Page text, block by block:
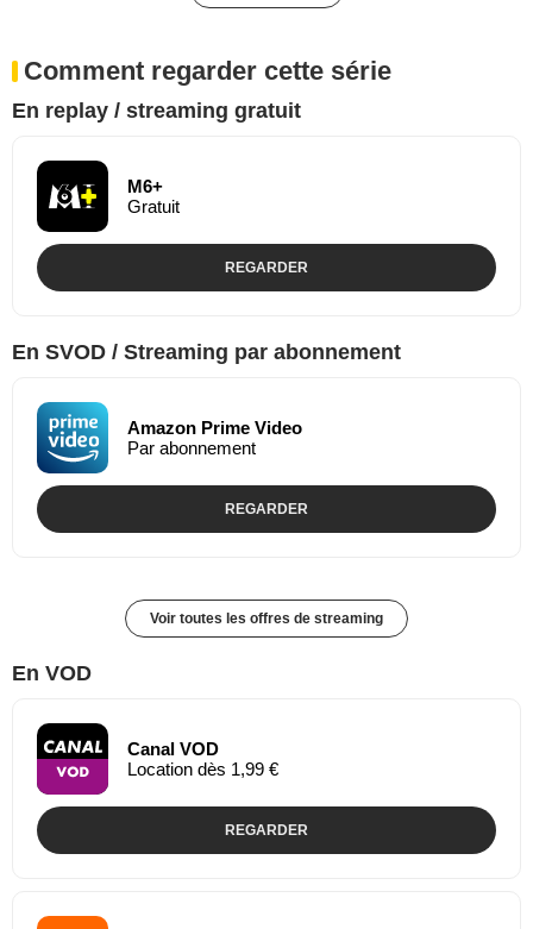
Comment regarder cette série
En replay / streaming gratuit
M6+
Gratuit
REGARDER
En SVOD / Streaming par abonnement
Amazon Prime Video
Par abonnement
REGARDER
Voir toutes les offres de streaming
En VOD
Canal VOD
Location dès 1,99 €
REGARDER